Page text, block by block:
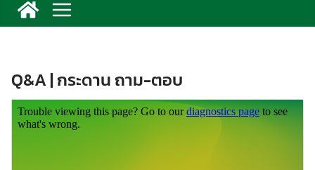
Q&A | กระดาน ถาม-ตอบ